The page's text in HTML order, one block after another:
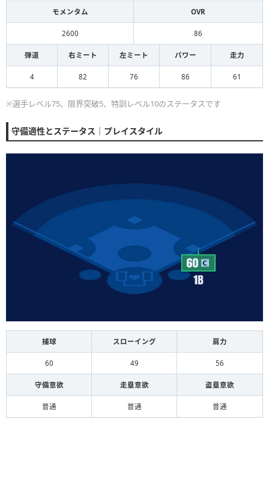
モメンタム OVR
2600 86
弾道 右ミート 左ミート パワー 走力
4 82 76 86 61
※選手レベル75、限界突破5、特訓レベル10のステータスです
守備適性とステータス｜プレイスタイル
捕球 スローイング 肩力
60 49 56
守備意欲 走塁意欲 盗塁意欲
普通 普通 普通